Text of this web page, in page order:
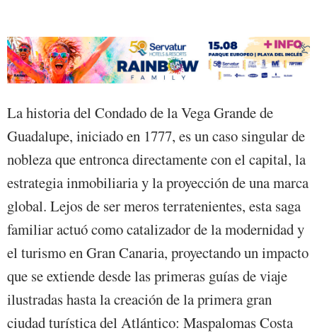
La historia del Condado de la Vega Grande de
Guadalupe, iniciado en 1777, es un caso singular de
nobleza que entronca directamente con el capital, la
estrategia inmobiliaria y la proyección de una marca
global. Lejos de ser meros terratenientes, esta saga
familiar actuó como catalizador de la modernidad y
el turismo en Gran Canaria, proyectando un impacto
que se extiende desde las primeras guías de viaje
ilustradas hasta la creación de la primera gran
ciudad turística del Atlántico: Maspalomas Costa